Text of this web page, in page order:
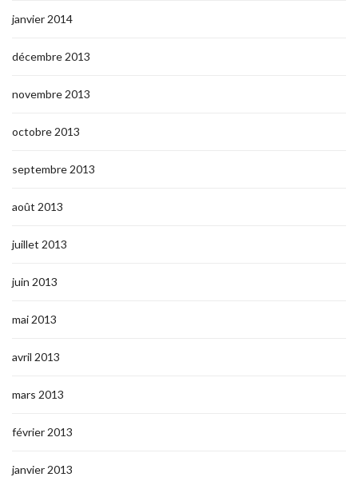
janvier 2014
décembre 2013
novembre 2013
octobre 2013
septembre 2013
août 2013
juillet 2013
juin 2013
mai 2013
avril 2013
mars 2013
février 2013
janvier 2013